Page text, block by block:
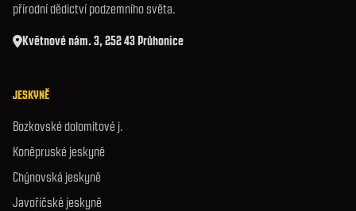
přírodní dědictví podzemního světa.
Květnové nám. 3, 252 43 Průhonice
JESKYNĚ
Bozkovské dolomitové j.
Koněpruské jeskyně
Chýnovská jeskyně
Javoříčské jeskyně